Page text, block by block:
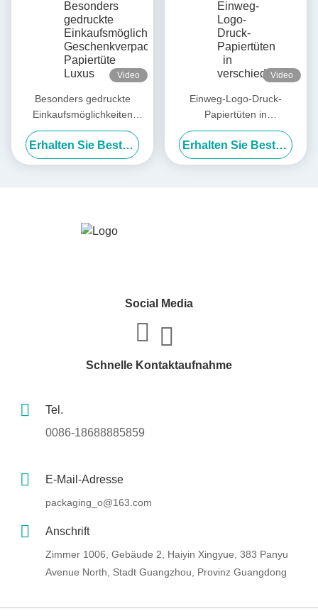
Video
Besonders gedruckte
Einkaufsmöglichkeiten
Geschenkverpackung
Papiertüte Luxus Schwarz-
Weiß-Einzelhandel Dicke
Erhalten Sie Besten Preis
Video
Einweg-Logo-Druck-
Papiertüten in
verschiedenen Farben
Erhalten Sie Besten Preis
Social Media
Schnelle Kontaktaufnahme
Tel.
0086-18688885859
E-Mail-Adresse
packaging_o@163.com
Anschrift
Zimmer 1006, Gebäude 2, Haiyin Xingyue, 383 Panyu
Avenue North, Stadt Guangzhou, Provinz Guangdong